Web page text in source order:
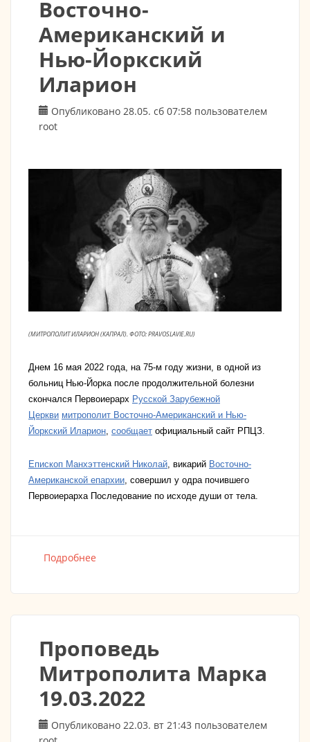
Восточно-
Американский и
Нью-Йоркский
Иларион
Опубликовано 28.05. сб 07:58 пользователем
root
(МИТРОПОЛИТ ИЛАРИОН (КАПРАЛ). ФОТО: PRAVOSLAVIE.RU)
Днем 16 мая 2022 года, на 75-м году жизни, в одной из
больниц Нью-Йорка после продолжительной болезни
скончался Первоиерарх Русской Зарубежной
Церкви митрополит Восточно-Американский и Нью-
Йоркский Иларион сообщает официальный сайт РПЦЗ.
Епископ Манхэттенский Николай , викарий Восточно-
Американской епархии , совершил у одра почившего
Первоиерарха Последование по исходе души от тела.
Подробнее
Проповедь
Митрополита Марка
19.03.2022
Опубликовано 22.03. вт 21:43 пользователем